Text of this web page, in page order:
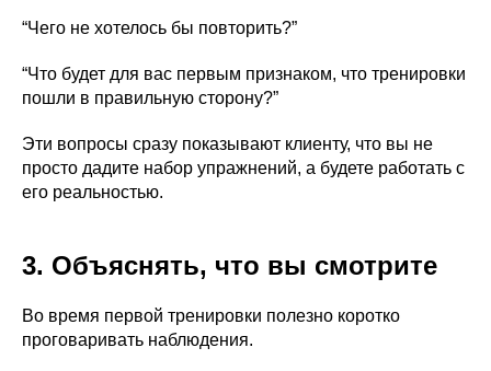
“Чего не хотелось бы повторить?”
“Что будет для вас первым признаком, что тренировки
пошли в правильную сторону?”
Эти вопросы сразу показывают клиенту, что вы не
просто дадите набор упражнений, а будете работать с
его реальностью.
3. Объяснять, что вы смотрите
Во время первой тренировки полезно коротко
проговаривать наблюдения.